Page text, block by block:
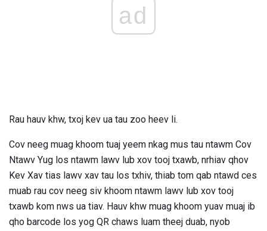
ad
Rau hauv khw, txoj kev ua tau zoo heev li.
Cov neeg muag khoom tuaj yeem nkag mus tau ntawm Cov
Ntawv Yug los ntawm lawv lub xov tooj txawb, nrhiav qhov
Kev Xav tias lawv xav tau los txhiv, thiab tom qab ntawd ces
muab rau cov neeg siv khoom ntawm lawv lub xov tooj
txawb kom nws ua tiav. Hauv khw muag khoom yuav muaj ib
qho barcode los yog QR chaws luam theej duab, nyob